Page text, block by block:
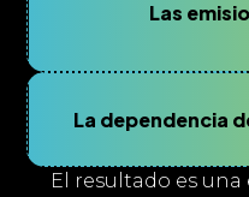
Las
La dependencia
El resultado es una